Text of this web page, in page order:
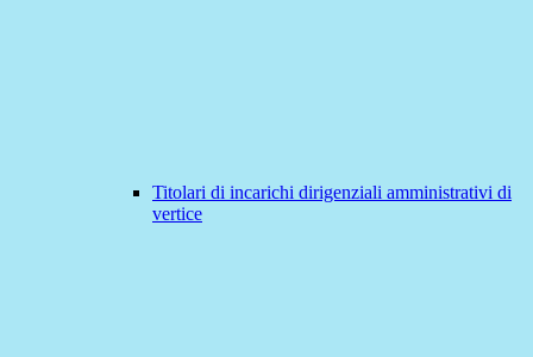
Titolari di incarichi dirigenziali amministrativi di
vertice